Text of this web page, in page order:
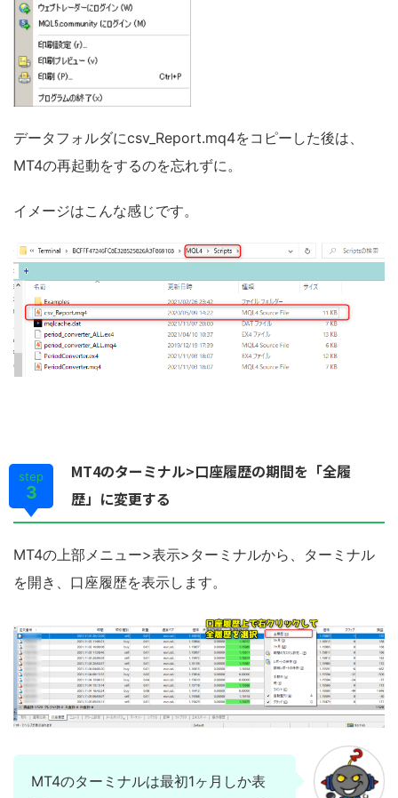
データフォルダにcsv_Report.mq4をコピーした後は、
MT4の再起動をするのを忘れずに。
イメージはこんな感じです。
step
3
MT4のターミナル>口座履歴の期間を「全履
歴」に変更する
MT4の上部メニュー>表示>ターミナルから、ターミナル
を開き、口座履歴を表示します。
MT4のターミナルは最初1ヶ月しか表